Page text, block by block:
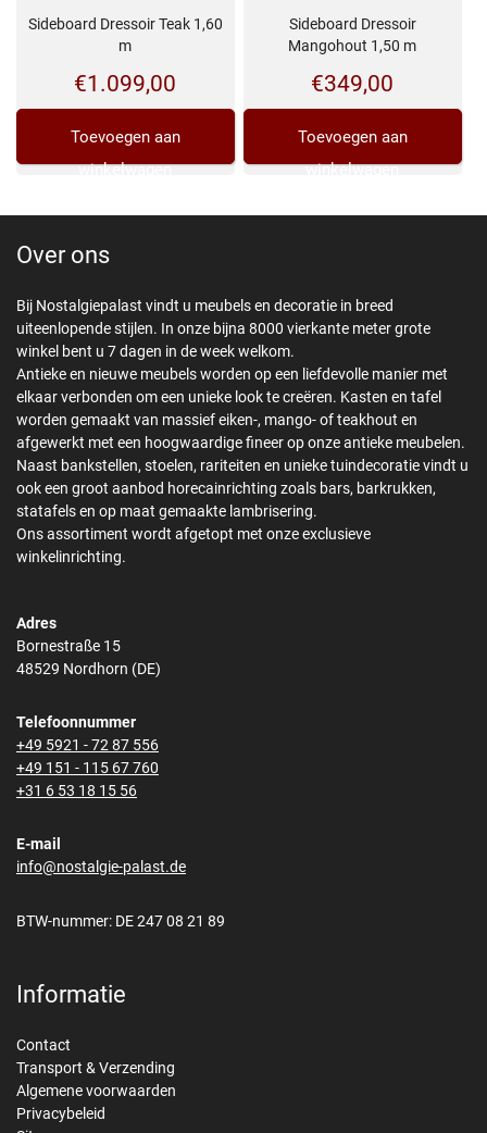
Sideboard Dressoir Teak 1,60
m
€1.099,00
Toevoegen aan
winkelwagen
Sideboard Dressoir
Mangohout 1,50 m
€349,00
Toevoegen aan
winkelwagen
Over ons
Bij Nostalgiepalast vindt u meubels en decoratie in breed
uiteenlopende stijlen. In onze bijna 8000 vierkante meter grote
winkel bent u 7 dagen in de week welkom.
Antieke en nieuwe meubels worden op een liefdevolle manier met
elkaar verbonden om een unieke look te creëren. Kasten en tafel
worden gemaakt van massief eiken-, mango- of teakhout en
afgewerkt met een hoogwaardige fineer op onze antieke meubelen.
Naast bankstellen, stoelen, rariteiten en unieke tuindecoratie vindt u
ook een groot aanbod horecainrichting zoals bars, barkrukken,
statafels en op maat gemaakte lambrisering.
Ons assortiment wordt afgetopt met onze exclusieve
winkelinrichting.
Adres
Bornestraße 15
48529 Nordhorn (DE)
Telefoonnummer
+49 5921 - 72 87 556
+49 151 - 115 67 760
+31 6 53 18 15 56
E-mail
info@nostalgie-palast.de
BTW-nummer: DE 247 08 21 89
Informatie
Contact
Transport & Verzending
Algemene voorwaarden
Privacybeleid